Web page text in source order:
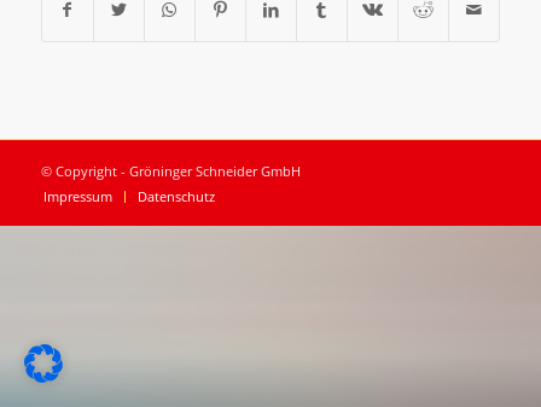
© Copyright - Gröninger Schneider GmbH
Impressum
Datenschutz